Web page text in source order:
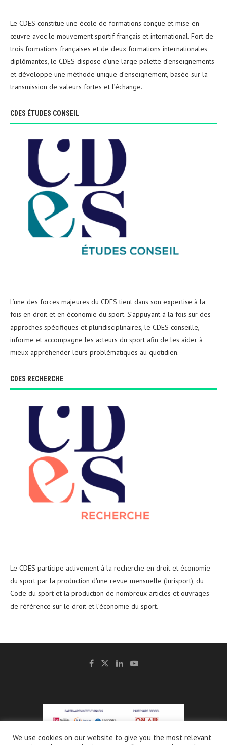
Le CDES constitue une école de formations conçue et mise en
œuvre avec le mouvement sportif français et international. Fort de
trois formations françaises et de deux formations internationales
diplômantes, le CDES dispose d’une large palette d’enseignements
et développe une méthode unique d’enseignement, basée sur la
transmission de valeurs fortes et l’échange.
CDES ÉTUDES CONSEIL
L’une des forces majeures du CDES tient dans son expertise à la
fois en droit et en économie du sport. S’appuyant à la fois sur des
approches spécifiques et pluridisciplinaires, le CDES conseille,
informe et accompagne les acteurs du sport afin de les aider à
mieux appréhender leurs problématiques au quotidien.
CDES RECHERCHE
Le CDES participe activement à la recherche en droit et économie
du sport par la production d'une revue mensuelle (Jurisport), du
Code du sport et la production de nombreux articles et ouvrages
de référence sur le droit et l’économie du sport.
We use cookies on our website to give you the most relevant